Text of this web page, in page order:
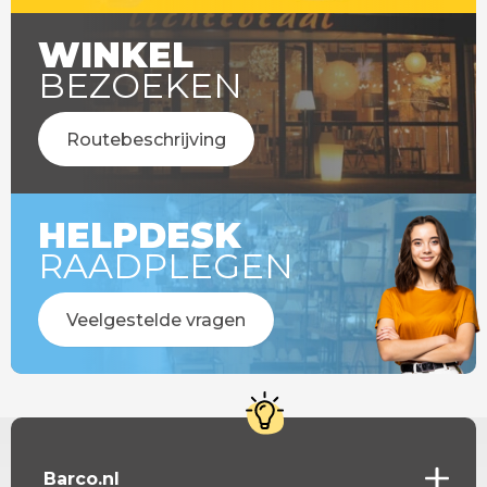
WINKEL
BEZOEKEN
Routebeschrijving
HELPDESK
RAADPLEGEN
Veelgestelde vragen
Barco.nl